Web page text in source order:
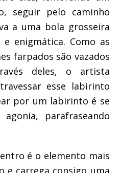
seguir pelo caminho
a uma bola grosseira
enigmática. Como as
farpados são vazados
deles, o artista
esse labirinto
por um labirinto é se
parafraseando
é o elemento mais
e carrega consigo uma